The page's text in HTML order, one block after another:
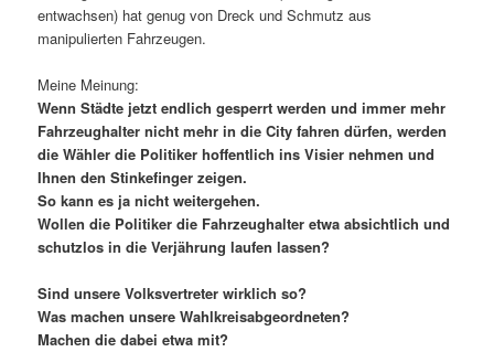
entwachsen) hat genug von Dreck und Schmutz aus
manipulierten Fahrzeugen.
Meine Meinung:
Wenn Städte jetzt endlich gesperrt werden und immer mehr
Fahrzeughalter nicht mehr in die City fahren dürfen, werden
die Wähler die Politiker hoffentlich ins Visier nehmen und
Ihnen den Stinkefinger zeigen.
So kann es ja nicht weitergehen.
Wollen die Politiker die Fahrzeughalter etwa absichtlich und
schutzlos in die Verjährung laufen lassen?
Sind unsere Volksvertreter wirklich so?
Was machen unsere Wahlkreisabgeordneten?
Machen die dabei etwa mit?